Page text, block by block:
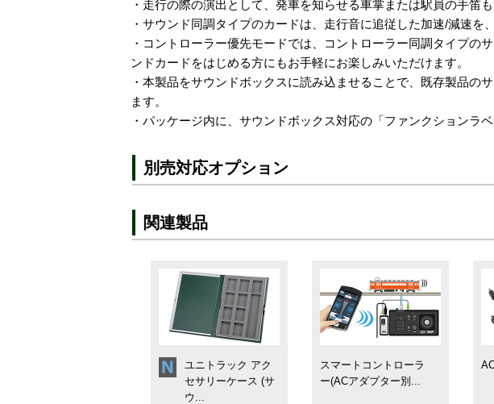
・走行の際の演出として、発車を知らせる車掌または駅員の手笛も
・サウンド同調タイプのカードは、走行音に追従した加速/減速を
・コントローラー優先モードでは、コントローラー同調タイプの
ンドカードをはじめる方にもお手軽にお楽しみいただけます。
・本製品をサウンドボックスに読み込ませることで、既存製品の
ます。
・パッケージ内に、サウンドボックス対応の「ファンクションラベ
別売対応オプション
関連製品
ユニトラック アク
セサリーケース (サ
ウ...
スマートコントローラ
ー(ACアダプター別...